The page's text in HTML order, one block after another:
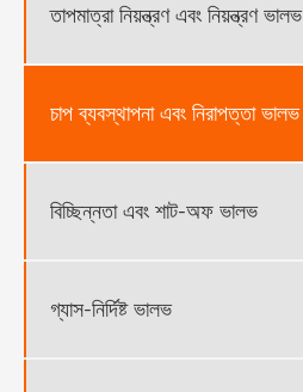
তাপমাত্রা নিয়ন্ত্রণ এবং নিয়ন্ত্রণ ভালভ
চাপ ব্যবস্থাপনা এবং নিরাপত্তা ভালভ
বিচ্ছিন্নতা এবং শাট-অফ ভালভ
গ্যাস-নির্দিষ্ট ভালভ